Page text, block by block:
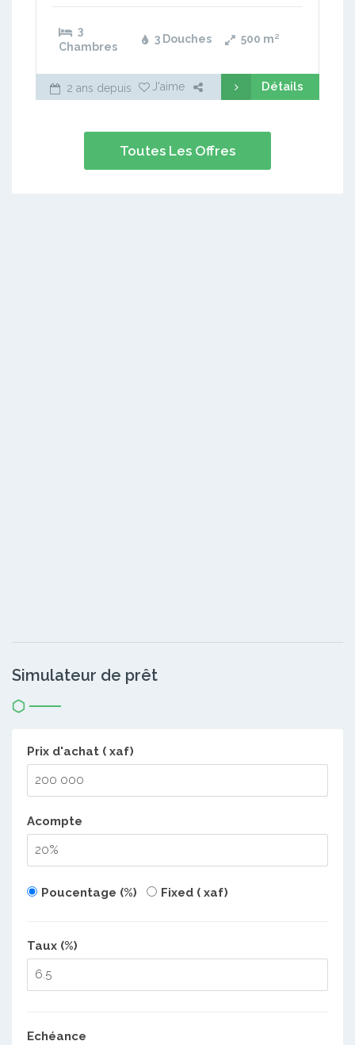
3
Chambres
3 Douches 500 m²
2 ans depuis J'aime Détails
Toutes Les Offres
Simulateur de prêt
Prix d'achat ( xaf)
Acompte
Poucentage (%) Fixed ( xaf)
Taux (%)
Echéance